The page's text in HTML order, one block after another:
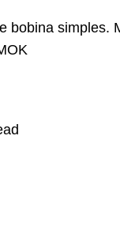
bobina simples.